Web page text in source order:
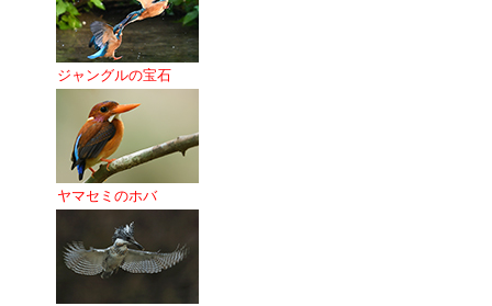
ジャングルの宝石
ヤマセミのホバ